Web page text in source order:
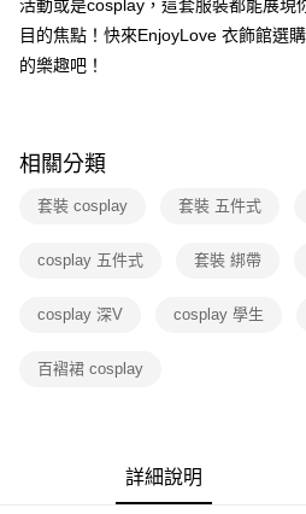
每筆NT$60，滿NT$600(含以上)免運
每筆NT$80，滿NT$600(含以上)免運費
活動或是cosplay，這套服裝都能展現
目的焦點！快來EnjoyLove 衣飾館選
的樂趣吧！
相關分類
套裝 cosplay 套裝 五件式
cosplay 五件式 套裝 綁帶
cosplay 深V cosplay 學生
百褶裙 cosplay
詳細說明